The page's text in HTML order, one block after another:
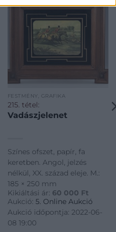
FESTMÉNY, GRAFIKA
215. tétel:
Vadászjelenet
Színes ofszet, papír, fa
keretben. Angol, jelzés
nélkül, XX. század eleje. M.:
185 × 250 mm
Kikiáltási ár: 60 000 Ft
Aukció: 5. Online Aukció
Aukció időpontja: 2022-06-
08 19:00